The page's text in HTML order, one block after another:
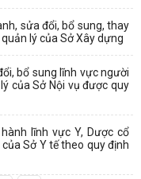
sửa đổi, bổ sung, thay
lý của Sở Xây dựng
bổ sung lĩnh vực người
của Sở Nội vụ được quy
lĩnh vực Y, Dược cổ
Sở Y tế theo quy định